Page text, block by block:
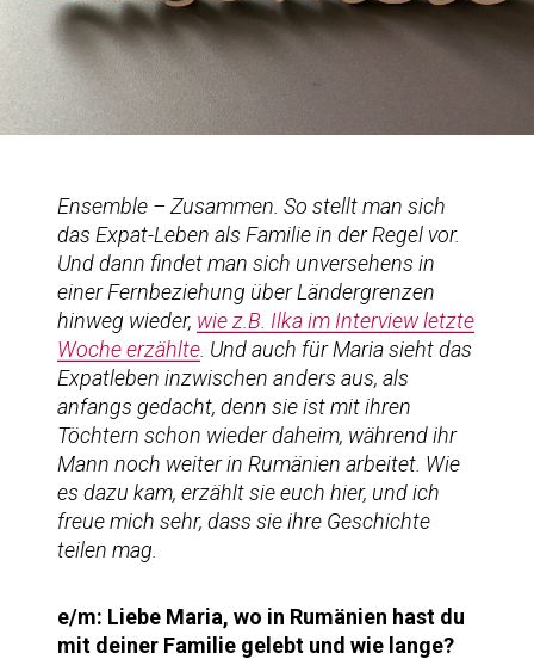
Ensemble – Zusammen. So stellt man sich
das Expat-Leben als Familie in der Regel vor.
Und dann findet man sich unversehens in
einer Fernbeziehung über Ländergrenzen
hinweg wieder, wie z.B. Ilka im Interview letzte
Woche erzählte . Und auch für Maria sieht das
Expatleben inzwischen anders aus, als
anfangs gedacht, denn sie ist mit ihren
Töchtern schon wieder daheim, während ihr
Mann noch weiter in Rumänien arbeitet. Wie
es dazu kam, erzählt sie euch hier, und ich
freue mich sehr, dass sie ihre Geschichte
teilen mag.
e/m: Liebe Maria, wo in Rumänien hast du
mit deiner Familie gelebt und wie lange?